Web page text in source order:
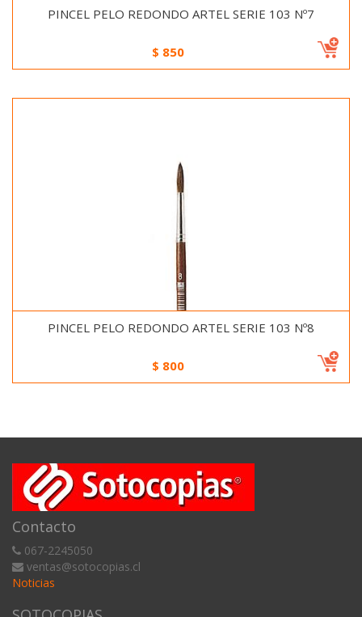
PINCEL PELO REDONDO ARTEL SERIE 103 Nº7
$ 850
PINCEL PELO REDONDO ARTEL SERIE 103 Nº8
$ 800
Contacto
067-2245050
ventas@sotocopias.cl
Noticias